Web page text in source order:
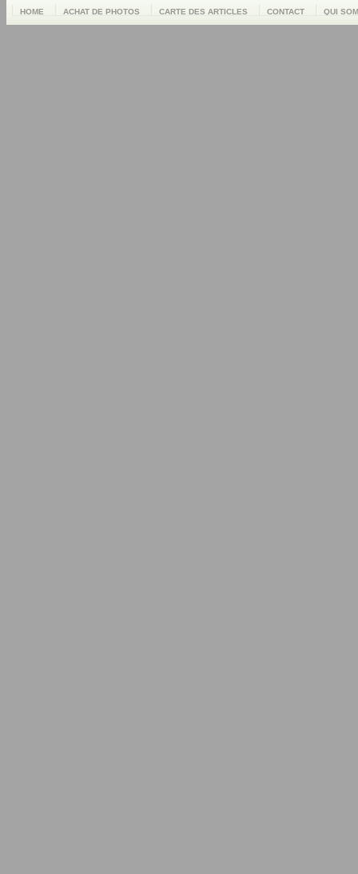
HOME ACHAT DE PHOTOS CARTE DES ARTICLES CONTACT QUI